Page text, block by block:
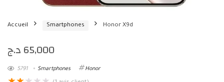
Accueil Smartphones Honor X9d
65,000د.ج
5791 Smartphones Honor